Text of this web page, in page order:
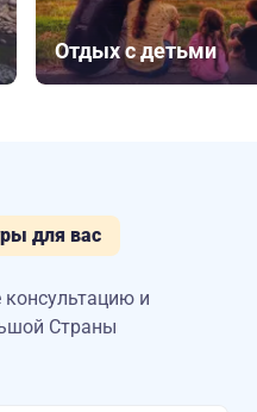
Отдых с детьми
для вас
консультацию и
Страны